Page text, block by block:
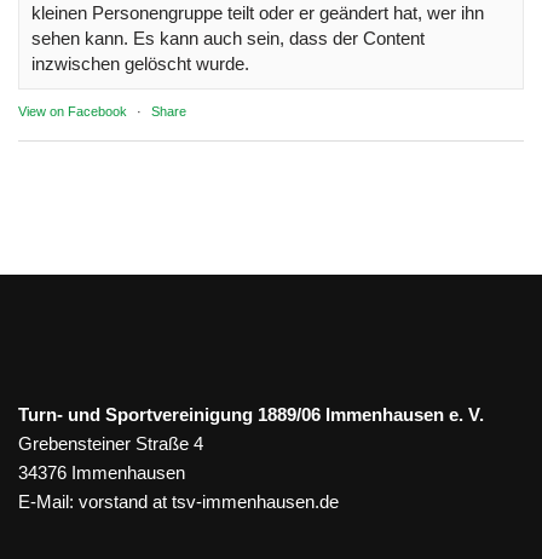
kleinen Personengruppe teilt oder er geändert hat, wer ihn
sehen kann. Es kann auch sein, dass der Content
inzwischen gelöscht wurde.
View on Facebook · Share
Turn- und Sportvereinigung 1889/06 Immenhausen e. V.
Grebensteiner Straße 4
34376 Immenhausen
E-Mail: vorstand at tsv-immenhausen.de